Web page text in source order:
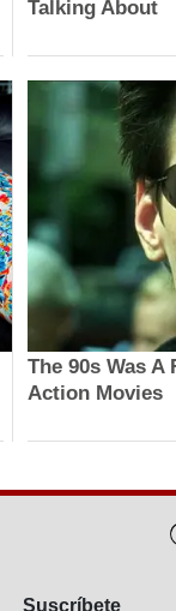
Talking About
The 90s Was
Action Movies
Suscríbete